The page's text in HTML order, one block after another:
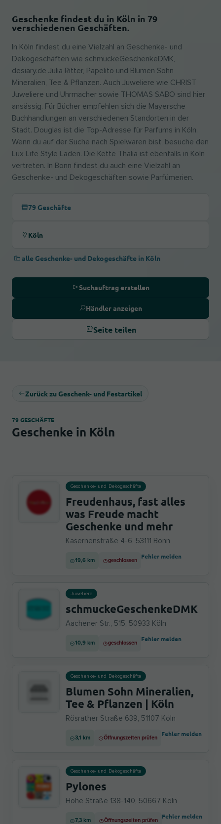
Geschenke findest du in Köln in 79
verschiedenen Geschäften.
In Köln findest du eine Vielzahl an Geschenke- und
Dekogeschäften wie schmuckeGeschenkeDMK,
desiary.de Julia Ritter, Papelito und Blumen Sohn
Mineralien, Tee & Pflanzen. Auch Juweliere wie CHRIST
Juweliere und Uhrmacher sowie THOMAS SABO sind hier
ansässig. Für Bücher empfehlen sich die Mayersche
Buchhandlungen an verschiedenen Standorten in der
Stadt. Douglas ist die Top-Adresse für Parfums in Köln.
Wenn du auf der Suche nach Spielwaren bist, besuche den
Lux Life Style Laden. Die Kette Thalia ist ebenfalls in Köln
vertreten. In Bonn findest du auch eine Vielzahl an
Geschenke- und Dekogeschäften sowie Parfümerien.
79 Geschäfte
Köln
alle Geschenke- und Dekogeschäfte in Köln
Suchauftrag erstellen
Händler anzeigen
Seite teilen
Zurück zu Geschenk- und Festartikel
79 GESCHÄFTE
Geschenke in Köln
Geschenke- und Dekogeschäfte
Freudenhaus, fast alles
was Freude macht
Geschenke und mehr
Kasernenstraße 4-6, 53111 Bonn
19,6 km geschlossen
Fehler melden
Juweliere
schmuckeGeschenkeDMK
Aachener Str., 515, 50933 Köln
10,9 km geschlossen
Fehler melden
Geschenke- und Dekogeschäfte
Blumen Sohn Mineralien,
Tee & Pflanzen | Köln
Rösrather Straße 639, 51107 Köln
3,1 km Öffnungszeiten prüfen
Fehler melden
Geschenke- und Dekogeschäfte
Pylones
Hohe Straße 138-140, 50667 Köln
7,3 km Öffnungszeiten prüfen
Fehler melden